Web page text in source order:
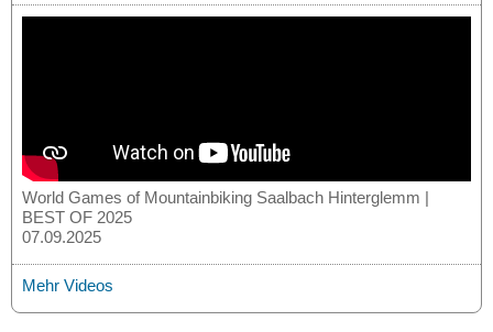
World Games of Mountainbiking Saalbach Hinterglemm |
BEST OF 2025
07.09.2025
Mehr Videos